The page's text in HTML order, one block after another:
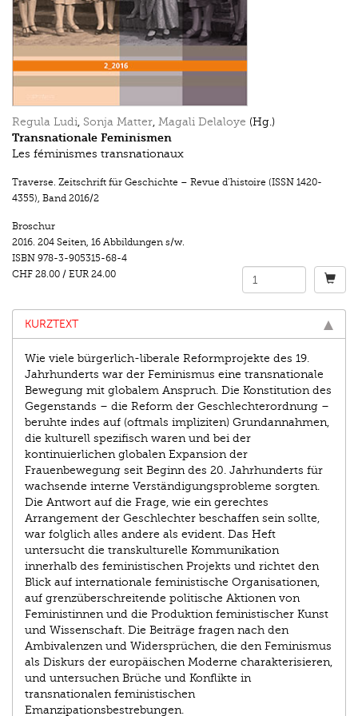
Regula Ludi, Sonja Matter, Magali Delaloye (Hg.)
Transnationale Feminismen
Les féminismes transnationaux
Traverse. Zeitschrift für Geschichte – Revue d’histoire (ISSN 1420-
4355), Band 2016/2
Broschur
2016. 204 Seiten, 16 Abbildungen s/w.
ISBN 978-3-905315-68-4
CHF 28.00 / EUR 24.00
KURZTEXT
Wie viele bürgerlich-liberale Reformprojekte des 19.
Jahrhunderts war der Feminismus eine transnationale
Bewegung mit globalem Anspruch. Die Konstitution des
Gegenstands – die Reform der Geschlechterordnung –
beruhte indes auf (oftmals impliziten) Grundannahmen,
die kulturell spezifisch waren und bei der
kontinuierlichen globalen Expansion der
Frauenbewegung seit Beginn des 20. Jahrhunderts für
wachsende interne Verständigungsprobleme sorgten.
Die Antwort auf die Frage, wie ein gerechtes
Arrangement der Geschlechter beschaffen sein sollte,
war folglich alles andere als evident. Das Heft
untersucht die transkulturelle Kommunikation
innerhalb des feministischen Projekts und richtet den
Blick auf internationale feministische Organisationen,
auf grenzüberschreitende politische Aktionen von
Feministinnen und die Produktion feministischer Kunst
und Wissenschaft. Die Beiträge fragen nach den
Ambivalenzen und Widersprüchen, die den Feminismus
als Diskurs der europäischen Moderne charakterisieren,
und untersuchen Brüche und Konflikte in
transnationalen feministischen
Emanzipationsbestrebungen.